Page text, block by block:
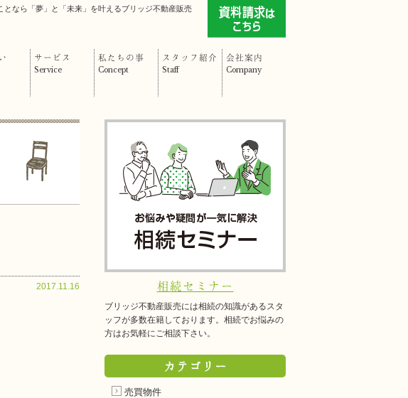
となら「夢」と「未来」を叶えるブリッジ不動産販売
サービス
Service
私たちの事
Concept
スタッフ紹介
Staff
会社案内
Company
2017.11.16 相続セミナー
ブリッジ不動産販売には相続の知識があるスタ
ッフが多数在籍しております。相続でお悩みの
方はお気軽にご相談下さい。
カテゴリー
売買物件